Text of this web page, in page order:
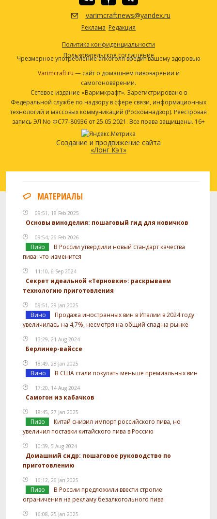
varimcraftnews@yandex.ru
Реклама Редакция
Политика конфиденциальности
Пользовательское соглашение
Чрезмерное употребление алкоголя вредит вашему здоровью
Varimcraft.ru — сайт о домашнем пивоварении и
самогоноварении.
Сетевое издание «Варимкрафт». Зарегистрировано в
Федеральной службе по надзору в сфере связи, информационных
технологий и массовых коммуникаций (Роскомнадзор). Реестровая
запись ЭЛ No ФС77-80936 от 25.05.2021. Все права защищены. 16+
Создание и продвижение сайта
«Лонг Кэт»
МАТЕРИАЛЫ
09:51, 18 Feb 2025
Основы виноделия: пошаговый гид для новичков
09:54, 26 Feb 2026
Пиво
В России утвердили новый стандарт качества
пива: что изменится
11:10, 6 Sep 2024
Секрет идеальной «Терновки»: раскрываем
технологию приготовления
09:51, 29 Jan 2025
Вино
Продажа иностранных вин в Италии в 2024 году
увеличилась на 4,7%, несмотря на общий спад на рынке
13:29, 21 Aug 2024
Берлинер-вайссе
18:49, 28 Jan 2025
Вино В США стали покупать меньше премиальных вин
17:20, 14 Aug 2024
Самогон из кабачков
18:45, 27 Jan 2025
Пиво
Китай снизил импорт российского пива, но
увеличил поставки китайского пива в Россию
10:39, 5 Aug 2024
Домашний сидр: пошаговое руководство по
приготовлению
16:12, 26 Jan 2025
Пиво
В России предложили ввести строгие
ограничения на рекламу безалкогольного пива
16:08, 25 Jan 2025